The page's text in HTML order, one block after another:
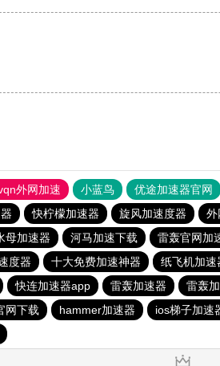
外网加速 小蓝鸟 优途加速器官网
快柠檬加速器 旋风加速度器 外
母加速器 河马加速下载 雷轰官网加
度器 十大免费加速神器 纸飞机加速
快连加速器app 雷轰加速器 雷轰
网下载 hammer加速器 ios梯子加速